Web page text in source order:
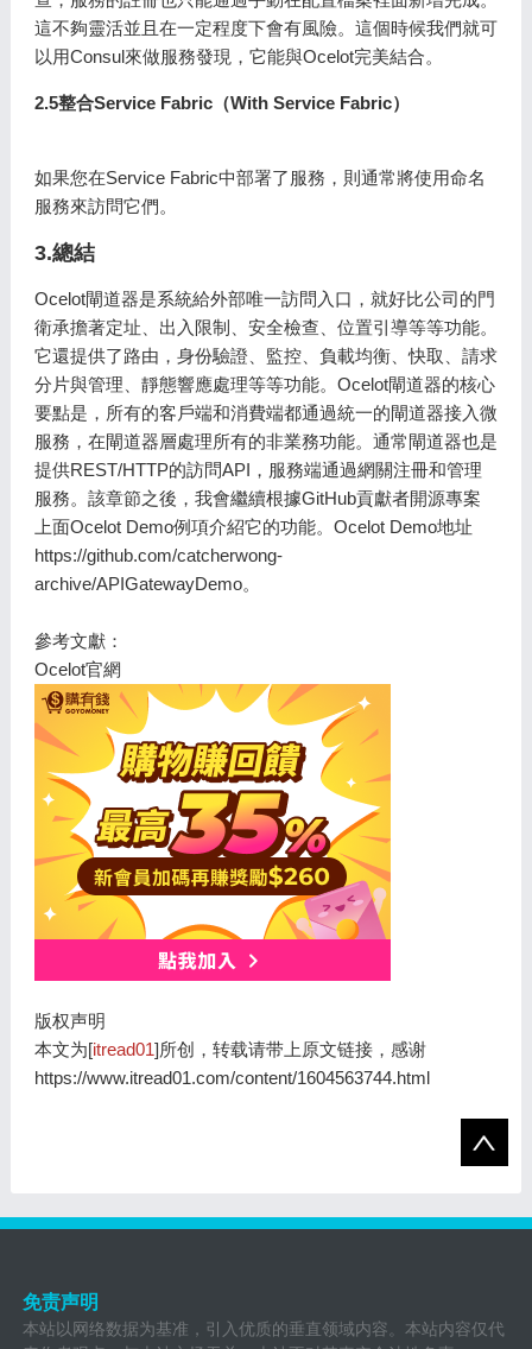
這不夠靈活並且在一定程度下會有風險。這個時候我們就可
以用Consul來做服務發現，它能與Ocelot完美結合。
2.5整合Service Fabric（With Service Fabric）
如果您在Service Fabric中部署了服務，則通常將使用命名
服務來訪問它們。
3.總結
Ocelot閘道器是系統給外部唯一訪問入口，就好比公司的門
衛承擔著定址、出入限制、安全檢查、位置引導等等功能。
它還提供了路由，身份驗證、監控、負載均衡、快取、請求
分片與管理、靜態響應處理等等功能。Ocelot閘道器的核心
要點是，所有的客戶端和消費端都通過統一的閘道器接入微
服務，在閘道器層處理所有的非業務功能。通常閘道器也是
提供REST/HTTP的訪問API，服務端通過網關注冊和管理
服務。該章節之後，我會繼續根據GitHub貢獻者開源專案
上面Ocelot Demo例項介紹它的功能。Ocelot Demo地址
https://github.com/catcherwong-
archive/APIGatewayDemo。
參考文獻：
Ocelot官網
版权声明
本文为[itread01]所创，转载请带上原文链接，感谢
https://www.itread01.com/content/1604563744.html
免责声明
本站以网络数据为基准，引入优质的垂直领域内容。本站内容仅代